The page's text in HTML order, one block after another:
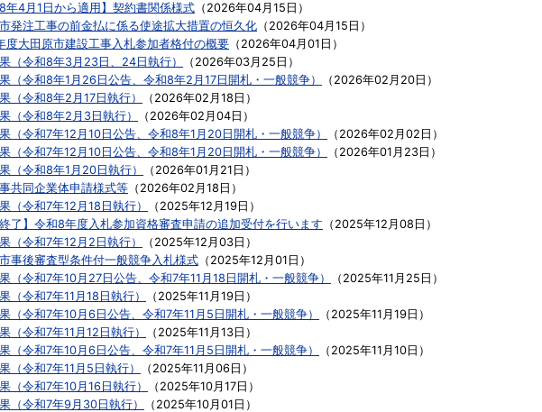
8年4月1日から適用】契約書関係様式 （ 2026年04月15日 ）
発注工事の前金払に係る使途拡大措置の恒久化 （ 2026年04月15日 ）
度大田原市建設工事入札参加者格付の概要 （ 2026年04月01日 ）
（令和8年3月23日、24日執行）
（ 2026年03月25日 ）
（令和8年1月26日公告、令和8年2月17日開札・一般競争）
（ 2026年02月20日 ）
（令和8年2月17日執行）
（ 2026年02月18日 ）
（令和8年2月3日執行）
（ 2026年02月04日 ）
（令和7年12月10日公告、令和8年1月20日開札・一般競争）
（ 2026年02月02日 ）
（令和7年12月10日公告、令和8年1月20日開札・一般競争）
（ 2026年01月23日 ）
（令和8年1月20日執行）
（ 2026年01月21日 ）
共同企業体申請様式等 （ 2026年02月18日 ）
（令和7年12月18日執行）
（ 2025年12月19日 ）
終了】令和8年度入札参加資格審査申請の追加受付を行います （ 2025年12月08日 ）
（令和7年12月2日執行）
（ 2025年12月03日 ）
事後審査型条件付一般競争入札様式 （ 2025年12月01日 ）
（令和7年10月27日公告、令和7年11月18日開札・一般競争）
（ 2025年11月25日 ）
（令和7年11月18日執行）
（ 2025年11月19日 ）
（令和7年10月6日公告、令和7年11月5日開札・一般競争）
（ 2025年11月19日 ）
（令和7年11月12日執行）
（ 2025年11月13日 ）
（令和7年10月6日公告、令和7年11月5日開札・一般競争）
（ 2025年11月10日 ）
（令和7年11月5日執行）
（ 2025年11月06日 ）
（令和7年10月16日執行）
（ 2025年10月17日 ）
（令和7年9月30日執行）
（ 2025年10月01日 ）